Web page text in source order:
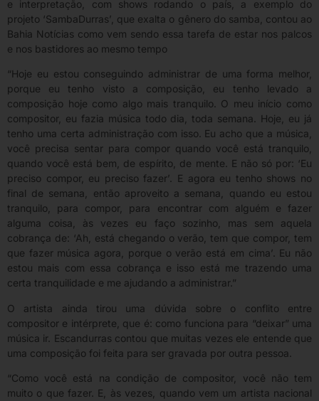
e interpretação, com shows rodando o país, a exemplo do
projeto ‘SambaDurras’, que exalta o gênero do samba, contou ao
Bahia Notícias como vem sendo essa tarefa de estar nos palcos
e nos bastidores ao mesmo tempo
“Hoje eu estou conseguindo administrar de uma forma melhor,
porque eu tenho visto a composição, eu tenho levado a
composição hoje como algo mais tranquilo. O meu início como
compositor, eu fazia música todo dia, toda semana. Hoje, eu já
tenho uma certa administração com isso. Eu acho que a música,
você precisa sentar para compor quando você está tranquilo,
quando você está bem, de espírito, de mente. E não só por: ‘Eu
preciso compor, eu preciso fazer’. E agora eu tenho shows no
final de semana, então aproveito a semana, quando eu estou
tranquilo, para compor, para encontrar com alguém e fazer
alguma coisa, às vezes eu faço sozinho, mas sem aquela
cobrança de: ‘Ah, está chegando o verão, tem que compor, tem
que fazer música agora, porque o verão está em cima’. Eu não
estou mais com essa cobrança e isso está me trazendo uma
certa tranquilidade e me ajudando a administrar.”
O artista ainda tirou uma dúvida sobre o conflito entre
compositor e intérprete, que é: como funciona para “deixar” uma
música ir. Escandurras contou que muitas vezes ele entende que
uma composição foi feita para ser gravada por outra pessoa.
“Como você está na condição de compositor, você não tem
muito o que fazer. E, às vezes, quando vem um artista nacional